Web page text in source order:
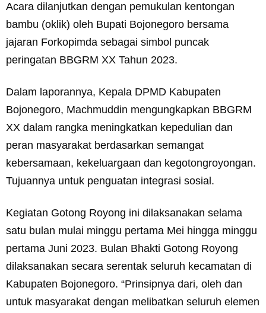
Acara dilanjutkan dengan pemukulan kentongan
bambu (oklik) oleh Bupati Bojonegoro bersama
jajaran Forkopimda sebagai simbol puncak
peringatan BBGRM XX Tahun 2023.
Dalam laporannya, Kepala DPMD Kabupaten
Bojonegoro, Machmuddin mengungkapkan BBGRM
XX dalam rangka meningkatkan kepedulian dan
peran masyarakat berdasarkan semangat
kebersamaan, kekeluargaan dan kegotongroyongan.
Tujuannya untuk penguatan integrasi sosial.
Kegiatan Gotong Royong ini dilaksanakan selama
satu bulan mulai minggu pertama Mei hingga minggu
pertama Juni 2023. Bulan Bhakti Gotong Royong
dilaksanakan secara serentak seluruh kecamatan di
Kabupaten Bojonegoro. “Prinsipnya dari, oleh dan
untuk masyarakat dengan melibatkan seluruh elemen